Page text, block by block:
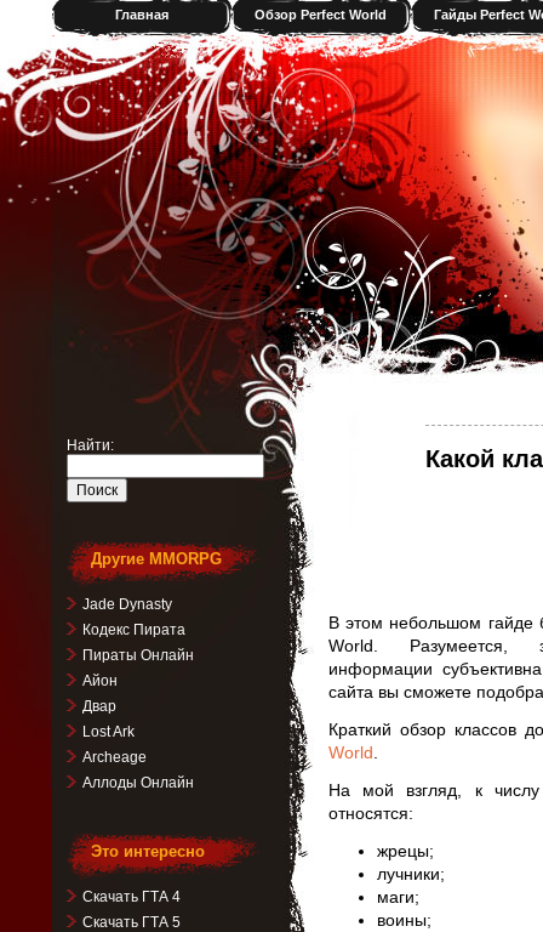
Главная Обзор Perfect World Гайды Perfect
Какой
В этом небольшом гайде
World. Разумеется,
информации
сайта вы сможете
Краткий обзор классов
World
На мой взгляд, к
относятся:
жрецы;
лучники;
маги;
воины;
Найти:
Другие MMORPG
Jade Dynasty
Кодекс Пирата
Пираты Онлайн
Айон
Двар
Lost Ark
Archeage
Аллоды Онлайн
Это интересно
Скачать ГТА 4
Скачать ГТА 5